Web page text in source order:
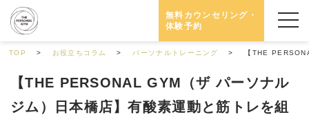
無料カウンセリング・
体験予約
TOP お役立ちコラム パーソナルトレーニング 【THE
【THE PERSONAL GYM（ザ パーソナル
ジム）日本橋店】有酸素運動と筋トレを組